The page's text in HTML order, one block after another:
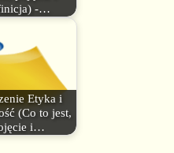
-…
Etyka i
(Co to jest,
i…